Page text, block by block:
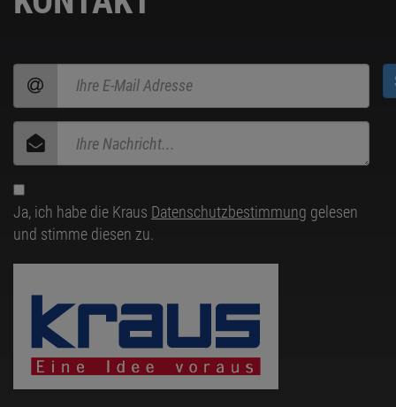
Ja, ich habe die Kraus Datenschutzbestimmung gelesen
und stimme diesen zu.